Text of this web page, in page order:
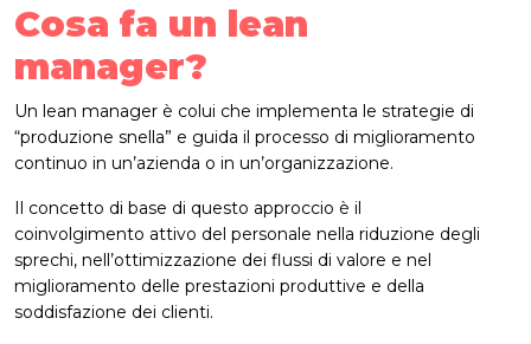
Cosa fa un lean
manager?
Un lean manager è colui che implementa le strategie di
“produzione snella” e guida il processo di miglioramento
continuo in un’azienda o in un’organizzazione.
Il concetto di base di questo approccio è il
coinvolgimento attivo del personale nella riduzione degli
sprechi, nell’ottimizzazione dei flussi di valore e nel
miglioramento delle prestazioni produttive e della
soddisfazione dei clienti.